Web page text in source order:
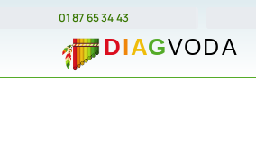
contenu
01 87 65 34 43